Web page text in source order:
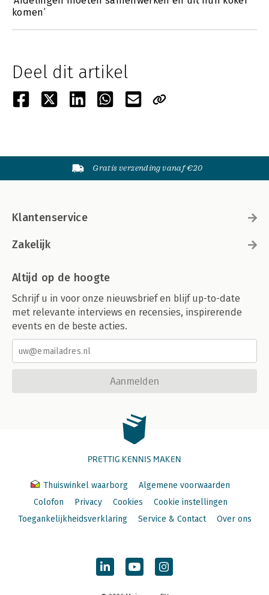
komen’
Deel dit artikel
Gratis verzending vanaf €20
Klantenservice
Zakelijk
Altijd op de hoogte
Schrijf u in voor onze nieuwsbrief en blijf up-to-date
met relevante interviews en recensies, inspirerende
events en de beste acties.
Aanmelden
PRETTIG KENNIS MAKEN
Thuiswinkel waarborg
Algemene voorwaarden
Colofon
Privacy Cookies
Cookie instellingen
Toegankelijkheidsverklaring
Service & Contact Over ons